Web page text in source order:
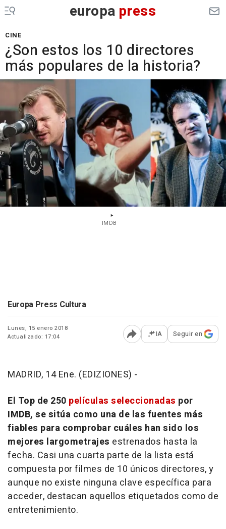
europa press
CINE
¿Son estos los 10 directores
más populares de la historia?
IMDB
Europa Press Cultura
Lunes, 15 enero 2018
Actualizado: 17:04
Abrir opciones para
IA Seguir en
MADRID, 14 Ene. (EDIZIONES) -
El Top de 250 películas seleccionadas por
IMDB, se sitúa como una de las fuentes más
fiables para comprobar cuáles han sido los
mejores largometrajes estrenados hasta la
fecha. Casi una cuarta parte de la lista está
compuesta por filmes de 10 únicos directores, y
aunque no existe ninguna clave específica para
acceder, destacan aquellos etiquetados como de
entretenimiento.